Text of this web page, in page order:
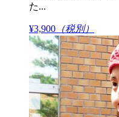
た...
¥3,900 （税別）